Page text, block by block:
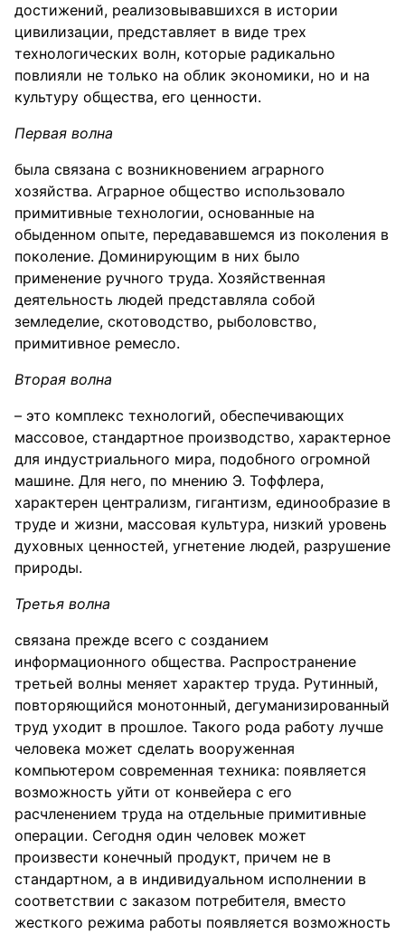
достижений, реализовывавшихся в истории
цивилизации, представляет в виде трех
технологических волн, которые радикально
повлияли не только на облик экономики, но и на
культуру общества, его ценности.
Первая волна
была связана с возникновением аграрного
хозяйства. Аграрное общество использовало
примитивные технологии, основанные на
обыденном опыте, передававшемся из поколения в
поколение. Доминирующим в них было
применение ручного труда. Хозяйственная
деятельность людей представляла собой
земледелие, скотоводство, рыболовство,
примитивное ремесло.
Вторая волна
– это комплекс технологий, обеспечивающих
массовое, стандартное производство, характерное
для индустриального мира, подобного огромной
машине. Для него, по мнению Э. Тоффлера,
характерен централизм, гигантизм, единообразие в
труде и жизни, массовая культура, низкий уровень
духовных ценностей, угнетение людей, разрушение
природы.
Третья волна
связана прежде всего с созданием
информационного общества. Распространение
третьей волны меняет характер труда. Рутинный,
повторяющийся монотонный, дегуманизированный
труд уходит в прошлое. Такого рода работу лучше
человека может сделать вооруженная
компьютером современная техника: появляется
возможность уйти от конвейера с его
расчленением труда на отдельные примитивные
операции. Сегодня один человек может
произвести конечный продукт, причем не в
стандартном, а в индивидуальном исполнении в
соответствии с заказом потребителя, вместо
жесткого режима работы появляется возможность